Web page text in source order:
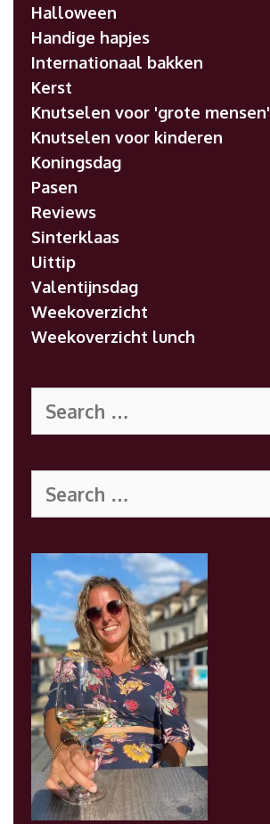
Halloween
Handige hapjes
Internationaal bakken
Kerst
Knutselen voor 'grote mensen'
Knutselen voor kinderen
Koningsdag
Pasen
Reviews
Sinterklaas
Uittip
Valentijnsdag
Weekoverzicht
Weekoverzicht lunch
for:
for: